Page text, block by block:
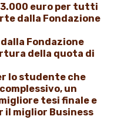
euro per tutti
dalla Fondazione
Fondazione
della quota di
lo studente che
un
tesi finale e
il miglior Business